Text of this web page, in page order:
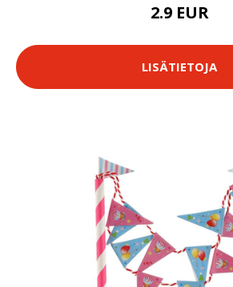
2.9 EUR
LISÄTIETOJA